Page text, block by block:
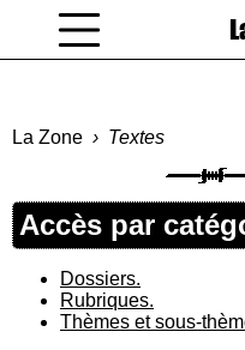
La Zone Textes
Accès par
Dossiers.
Rubriques.
Thèmes et sous-